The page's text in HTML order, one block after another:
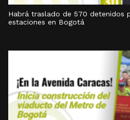
Habrá traslado de 570 detenidos
estaciones en Bogotá